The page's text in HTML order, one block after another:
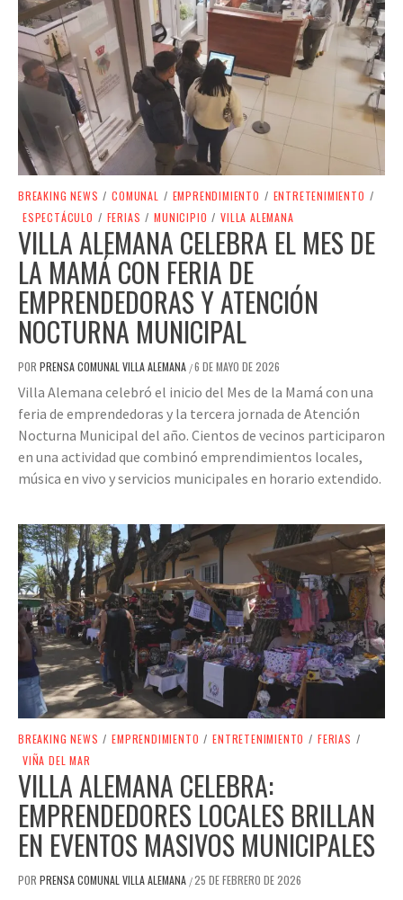
BREAKING NEWS / COMUNAL / EMPRENDIMIENTO / ENTRETENIMIENTO /
ESPECTÁCULO / FERIAS / MUNICIPIO / VILLA ALEMANA
VILLA ALEMANA CELEBRA EL MES DE
LA MAMÁ CON FERIA DE
EMPRENDEDORAS Y ATENCIÓN
NOCTURNA MUNICIPAL
POR PRENSA COMUNAL VILLA ALEMANA /6 DE MAYO DE 2026
Villa Alemana celebró el inicio del Mes de la Mamá con una
feria de emprendedoras y la tercera jornada de Atención
Nocturna Municipal del año. Cientos de vecinos participaron
en una actividad que combinó emprendimientos locales,
música en vivo y servicios municipales en horario extendido.
BREAKING NEWS / EMPRENDIMIENTO / ENTRETENIMIENTO / FERIAS /
VIÑA DEL MAR
VILLA ALEMANA CELEBRA:
EMPRENDEDORES LOCALES BRILLAN
EN EVENTOS MASIVOS MUNICIPALES
POR PRENSA COMUNAL VILLA ALEMANA /25 DE FEBRERO DE 2026